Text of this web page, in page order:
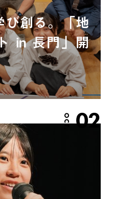
創る。「地
in 長門」開
OCT. 02